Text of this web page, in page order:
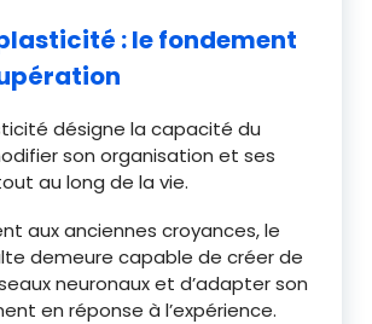
: le fondement
désigne la capacité du
son organisation et ses
au long de la vie.
aux anciennes croyances, le
demeure capable de créer de
neuronaux et d’adapter son
en réponse à l’expérience.